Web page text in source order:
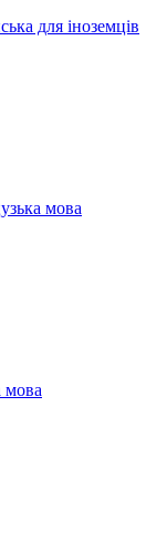
для іноземців
мова
мова